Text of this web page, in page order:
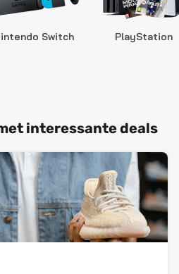
Switch PlayStation
interessante deals